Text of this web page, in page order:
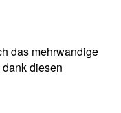
das mehrwandige
diesen